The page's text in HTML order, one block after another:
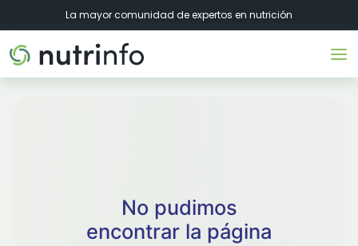
La mayor comunidad de expertos en nutrición
No pudimos
encontrar la página